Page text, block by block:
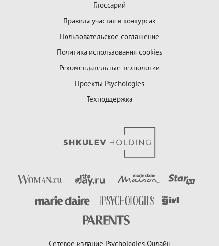
Глоссарий
Правила участия в конкурсах
Пользовательское соглашение
Политика использования cookies
Рекомендательные технологии
Проекты Psychologies
Техподдержка
Сетевое издание Psychologies Онлайн